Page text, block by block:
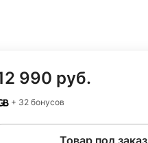
990 руб.
+ 32 бонусов
Товар под заказ